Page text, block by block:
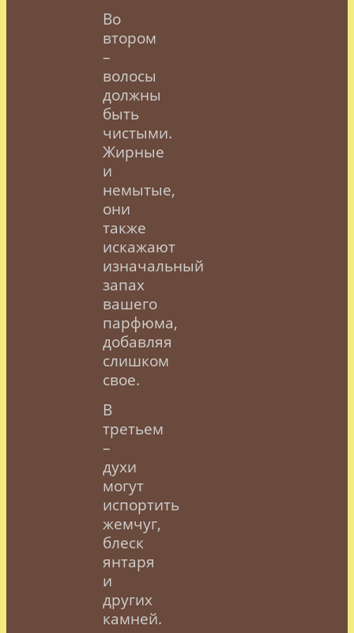
Во
втором
–
волосы
должны
быть
чистыми.
Жирные
и
немытые,
они
также
искажают
изначальный
запах
вашего
парфюма,
добавляя
слишком
свое.
В
третьем
–
духи
могут
испортить
жемчуг,
блеск
янтаря
и
других
камней.